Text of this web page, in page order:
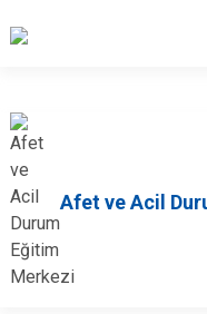
Afet ve Acil